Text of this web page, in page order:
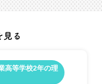
見る
高等学校2年の理